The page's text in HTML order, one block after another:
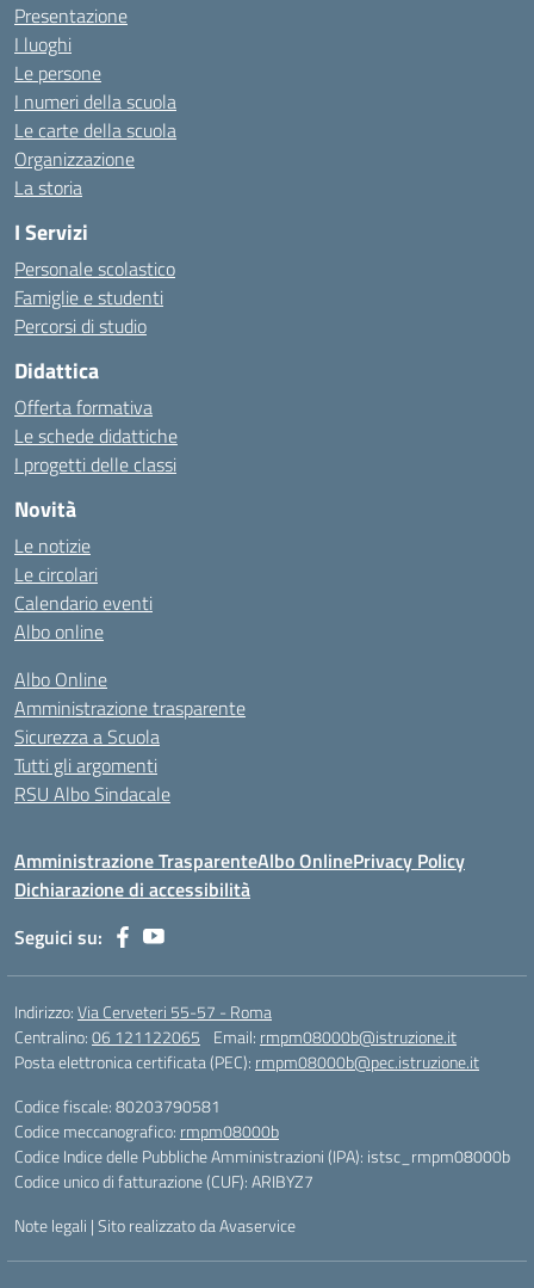
Presentazione
I luoghi
Le persone
I numeri della scuola
Le carte della scuola
Organizzazione
La storia
I Servizi
Personale scolastico
Famiglie e studenti
Percorsi di studio
Didattica
Offerta formativa
Le schede didattiche
I progetti delle classi
Novità
Le notizie
Le circolari
Calendario eventi
Albo online
Albo Online
Amministrazione trasparente
Sicurezza a Scuola
Tutti gli argomenti
RSU Albo Sindacale
Amministrazione TrasparenteAlbo OnlinePrivacy Policy
Dichiarazione di accessibilità
Seguici su:
Indirizzo:Via Cerveteri 55-57 - Roma
Centralino:06 121122065 Email: rmpm08000b@istruzione.it
Posta elettronica certificata (PEC): rmpm08000b@pec.istruzione.it
Codice fiscale: 80203790581
Codice meccanografico: rmpm08000b
Codice Indice delle Pubbliche Amministrazioni (IPA): istsc_rmpm08000b
Codice unico di fatturazione (CUF): ARIBYZ7
Note legali |Sito realizzato da Avaservice